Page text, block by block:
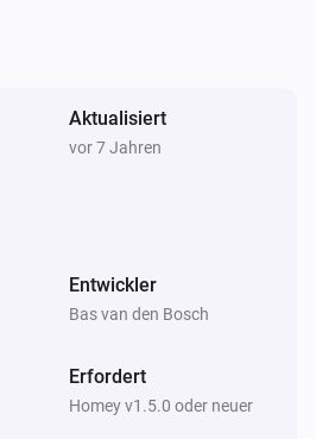
3fm-bb-mp3
radio4-sb-mp3
radio5-sb-mp3
icecast.omroep.nl/3fm-
icecast.omroep.nl/3fm-
Aktualisiert
vor 7 Jahren
Entwickler
Bas van den Bosch
Erfordert
Homey v1.5.0 oder neuer